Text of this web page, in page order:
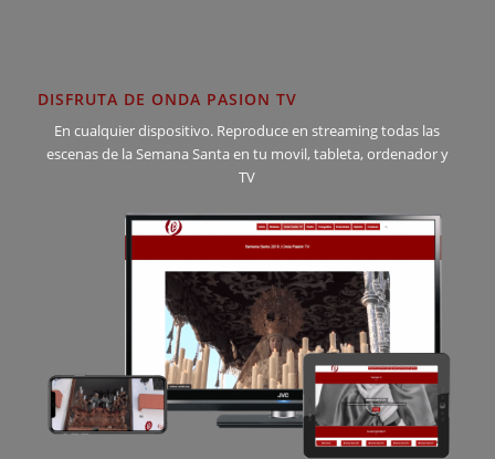
DISFRUTA DE ONDA PASION TV
En cualquier dispositivo. Reproduce en streaming todas las
escenas de la Semana Santa en tu movil, tableta, ordenador y
TV